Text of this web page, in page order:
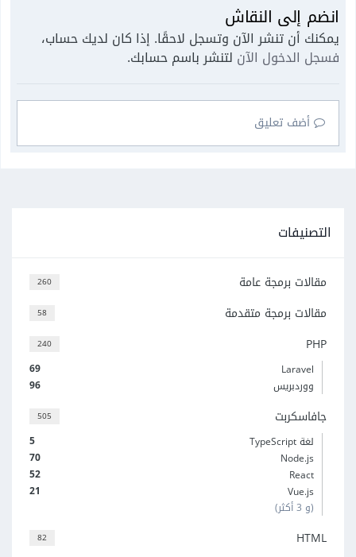
انضم إلى النقاش
يمكنك أن تنشر الآن وتسجل لاحقًا. إذا كان لديك حساب،
فسجل الدخول الآن لتنشر باسم حسابك.
أضف تعليق
التصنيفات
260 مقالات برمجة عامة
58 مقالات برمجة متقدمة
240 PHP
69
Laravel
96
ووردبريس
505 جافاسكربت
5
لغة TypeScript
70
Node.js
52
React
21
Vue.js
(و 3 أكثر)
82 HTML